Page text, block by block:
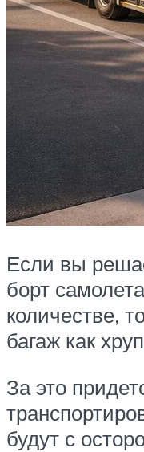
Если вы
борт
количестве,
багаж как
За это
будут с